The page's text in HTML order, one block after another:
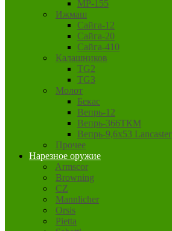
MP-155
Ижмаш
Сайга-12
Сайга-20
Сайга-410
Калашников
TG2
TG3
Молот
Бекас
Вепрь-12
Вепрь-366ТКМ
Вепрь-9,6х53 Lancaster
Прочее
Нарезное оружие
Armscor
Browning
CZ
Mannlicher
Orsis
Pietta